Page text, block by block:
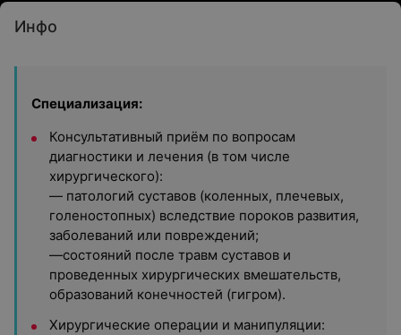
Инфо
Специализация:
Консультативный приём по вопросам
диагностики и лечения (в том числе
хирургического):
— патологий суставов (коленных, плечевых,
голеностопных) вследствие пороков развития,
заболеваний или повреждений;
—состояний после травм суставов и
проведенных хирургических вмешательств,
образований конечностей (гигром).
Хирургические операции и манипуляции: